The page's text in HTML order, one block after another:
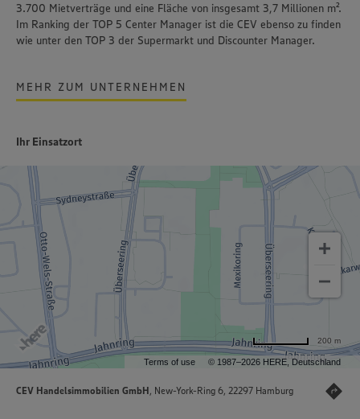
3.700 Mietverträge und eine Fläche von insgesamt 3,7 Millionen m².
Im Ranking der TOP 5 Center Manager ist die CEV ebenso zu finden
wie unter den TOP 3 der Supermarkt und Discounter Manager.
MEHR ZUM UNTERNEHMEN
Ihr Einsatzort
Terms of use © 1987–2026 HERE, Deutschland
200 m
CEV Handelsimmobilien GmbH, New-York-Ring 6, 22297 Hamburg